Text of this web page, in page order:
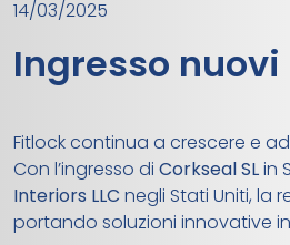
14/03/2025
Ingresso
Fitlock continua a crescere e
Con l’ingresso di Corkseal SLin
Interiors LLC negli Stati Uniti, la
portando soluzioni innovative